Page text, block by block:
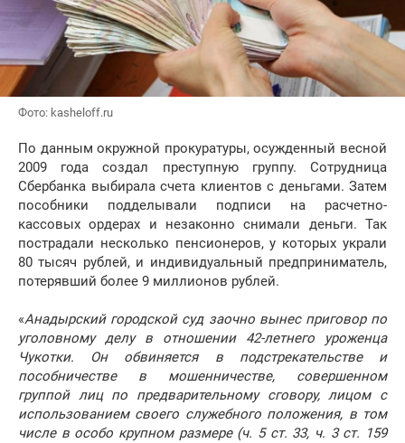
Фото: kasheloff.ru
По данным окружной прокуратуры, осужденный весной
2009 года создал преступную группу. Сотрудница
Сбербанка выбирала счета клиентов с деньгами. Затем
пособники подделывали подписи на расчетно-
кассовых ордерах и незаконно снимали деньги. Так
пострадали несколько пенсионеров, у которых украли
80 тысяч рублей, и индивидуальный предприниматель,
потерявший более 9 миллионов рублей.
«Анадырский городской суд заочно вынес приговор по
уголовному делу в отношении 42-летнего уроженца
Чукотки. Он обвиняется в подстрекательстве и
пособничестве в мошенничестве, совершенном
группой лиц по предварительному сговору, лицом с
использованием своего служебного положения, в том
числе в особо крупном размере (ч. 5 ст. 33, ч. 3 ст. 159